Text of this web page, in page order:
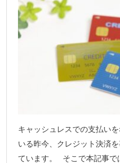
キャッシュレスでの支払い
いる昨今、クレジット決済
ています。 そこで本記事で